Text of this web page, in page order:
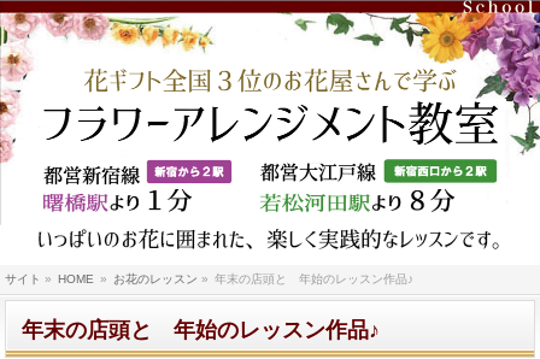
サイト » HOME » お花のレッスン » 年末の店頭と 年始のレッスン作品♪
年末の店頭と 年始のレッスン作品♪